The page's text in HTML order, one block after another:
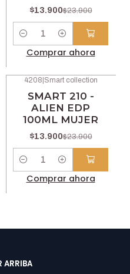
$13.900$23.900
Cantidad
Comprar ahora
4208|Smart collection
SMART 210 -
ALIEN EDP
100ML MUJER
$13.900$23.900
Cantidad
Comprar ahora
ARRIBA